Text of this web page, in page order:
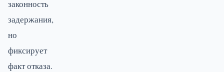
законность
задержания,
но
фиксирует
факт отказа.